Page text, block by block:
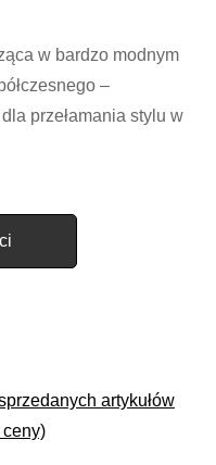
w bardzo modnym
–
przełamania stylu w
artykułów